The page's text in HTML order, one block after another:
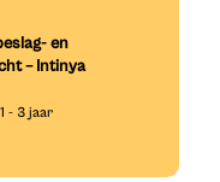
en
– Intinya
1 - 3 jaar